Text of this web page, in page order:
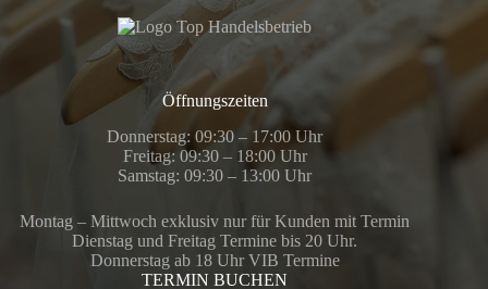
Öffnungszeiten
Donnerstag: 09:30 – 17:00 Uhr
Freitag: 09:30 – 18:00 Uhr
Samstag: 09:30 – 13:00 Uhr
Montag – Mittwoch exklusiv nur für Kunden mit Termin
Dienstag und Freitag Termine bis 20 Uhr.
Donnerstag ab 18 Uhr VIB Termine
TERMIN BUCHEN